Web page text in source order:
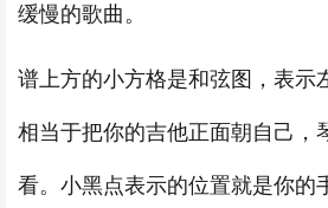
缓慢的歌曲。
谱上方的小方格是和弦图，表示
相当于把你的吉他正面朝自己，
看。小黑点表示的位置就是你的